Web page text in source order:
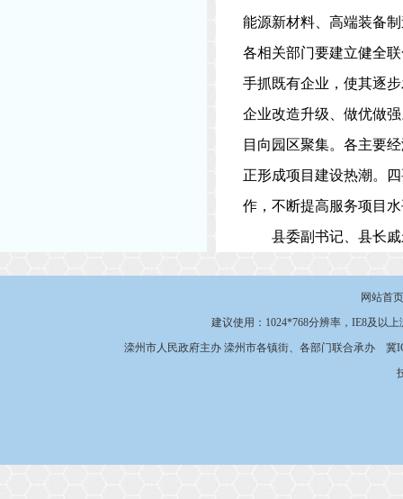
能源新材料、高端装备
各相关部门要建立健全
手抓既有企业，使其逐
企业改造升级、做优做
目向园区聚集。各主要
正形成项目建设热潮。
作，不断提高服务项目
县委副书记、县长
网站首页
建议使用：1024*768分辨率，IE8及以
滦州市人民政府主办 滦州市各镇街、各部门联合承办 冀